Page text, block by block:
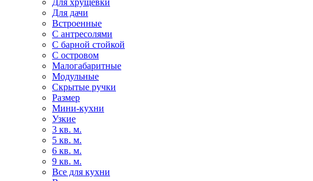
Для дачи
Встроенные
С антресолями
С барной стойкой
С островом
Малогабаритные
Модульные
Скрытые ручки
Размер
Мини-кухни
Узкие
3 кв. м.
5 кв. м.
6 кв. м.
9 кв. м.
Все для кухни